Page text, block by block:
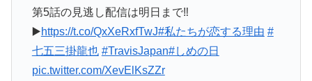
第5話の見逃し配信は明日まで‼️
▶️https://t.co/QxXeRxfTwJ#私たちが恋する理由 #
七五三掛龍也 #TravisJapan#しめの日
pic.twitter.com/XevElKsZZr